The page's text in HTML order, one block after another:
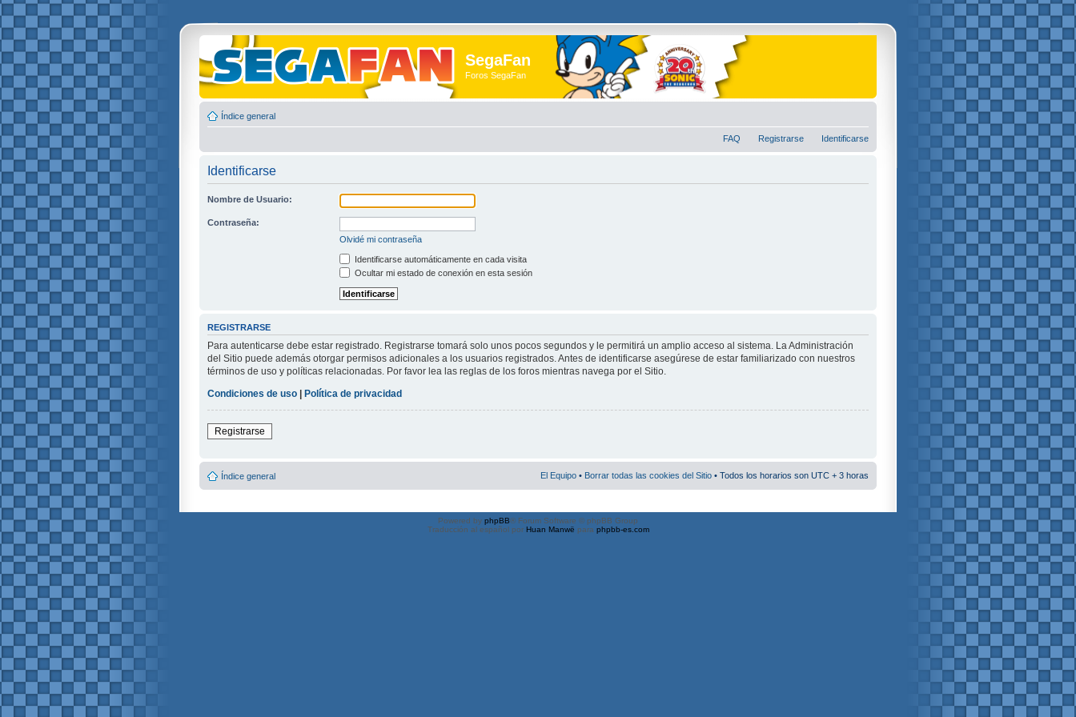
SegaFan
Foros SegaFan
Índice general
FAQ Registrarse Identificarse
Identificarse
Nombre de Usuario:
Contraseña:
Olvidé mi contraseña
Identificarse automáticamente en cada visita
Ocultar mi estado de conexión en esta sesión
REGISTRARSE
Para autenticarse debe estar registrado. Registrarse tomará solo unos pocos segundos y le permitirá un amplio acceso al sistema. La Administración
del Sitio puede además otorgar permisos adicionales a los usuarios registrados. Antes de identificarse asegúrese de estar familiarizado con nuestros
términos de uso y políticas relacionadas. Por favor lea las reglas de los foros mientras navega por el Sitio.
Condiciones de uso
Política de privacidad
Registrarse
Índice general El Equipo • Borrar todas las cookies del Sitio • Todos los horarios son UTC + 3 horas
Powered by phpBB® Forum Software © phpBB Group
Traducción al español por Huan Manwë para phpbb-es.com